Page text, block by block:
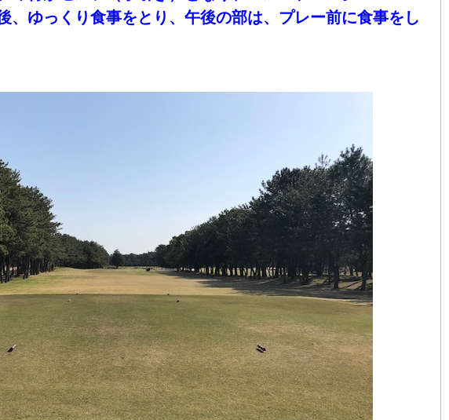
、ゆっくり食事をとり、午後の部は、プレー前に食事をし